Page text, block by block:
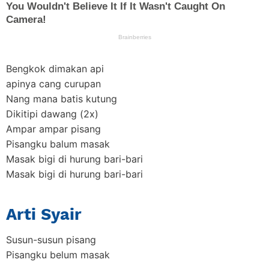
Bengkok dimakan api
apinya cang curupan
Nang mana batis kutung
Dikitipi dawang (2x)
Ampar ampar pisang
Pisangku balum masak
Masak bigi di hurung bari-bari
Masak bigi di hurung bari-bari
Arti Syair
Susun-susun pisang
Pisangku belum masak